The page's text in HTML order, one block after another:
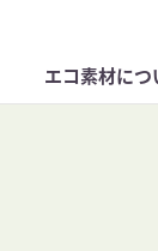
エコ素材につ